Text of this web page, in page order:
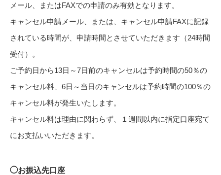
メール、またはFAXでの申請のみ有効となります。
キャンセル申請メール、または、キャンセル申請FAXに記録
されている時間が、申請時間とさせていただきます（24時間
受付）。
ご予約日から13日～7日前のキャンセルは予約時間の50％の
キャンセル料、6日～当日のキャンセルは予約時間の100％の
キャンセル料が発生いたします。
キャンセル料は理由に関わらず、１週間以内に指定口座宛て
にお支払いいただきます。
◯お振込先口座